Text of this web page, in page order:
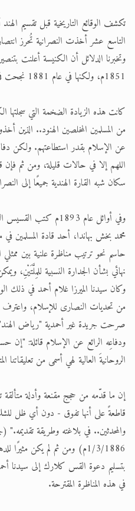
الحجّ..
اقرأ هذا
تكشف الوقائع التاريخية قبل تقسيم
التاسع عشر أخذت النصرانية تُحرز
1851م، ولكنها في عام 1881 نجحت في تنصير 417372 نسمة.
كانت هذه الزيادة الضخمة التي سجلتها
من المسلمين المخلصين الهنود.. الذين
عن الإسلام بقدر استطاعتهم. ولكن
اللهم إلا في حالات قليلة، ومن ثم فإن
سكان شبه القارة الهندية جميعًا إلى
وفي أوائل عام 1893م
محمد بخش بهاندا، أحد قادة المسلمين في
حاسم نحو ترتيب مناظرة علنية بين ممثلي
نهائي بشأن الجدارة النسبية للمِلَّتَيْنِ،
وكان سيدنا الميرزا غلام أحمد في ذلك
من تحديات النصارى للإسلام، واعترف
صرحت جريدة غير أحمدية "رياض
ودفاعِه الرائع عن الإسلام قائلة: "إن
الروحانيةَ العالية لهي أسمى من تعليقاتنا
إن ما قدّمه من حجج مقنعة وأدلة متألقة
قاطعةً على أنها تفوق - دون أي ظل
والمحدثين.. في بلاغته وطريقة تقديمه."
1/3/1886م) ومن ثم لم يكن
بتسليم دعوة القس كلارك إلى سيدنا
في هذه المناظرة المقترحة.